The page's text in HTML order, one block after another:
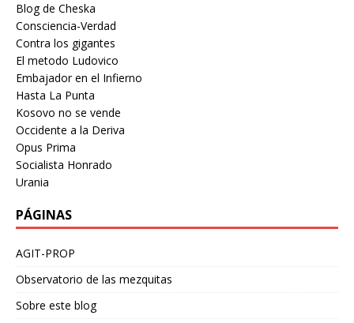
Blog de Cheska
Consciencia-Verdad
Contra los gigantes
El metodo Ludovico
Embajador en el Infierno
Hasta La Punta
Kosovo no se vende
Occidente a la Deriva
Opus Prima
Socialista Honrado
Urania
PÁGINAS
AGIT-PROP
Observatorio de las mezquitas
Sobre este blog